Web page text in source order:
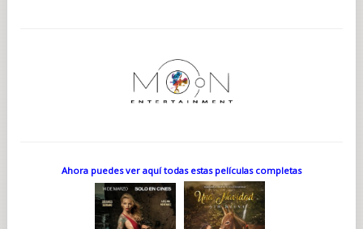
Ahora puedes ver aquí todas estas películas completas